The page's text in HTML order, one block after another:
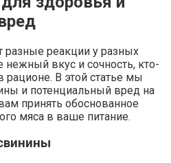
реакции у разных
вкус и сочность, кто-
рационе. В этой статье мы
и потенциальный вред на
принять обоснованное
мяса в ваше питание.